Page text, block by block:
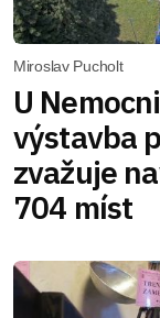
Miroslav Pucholt
U
výstavba
zvažuje
704 míst